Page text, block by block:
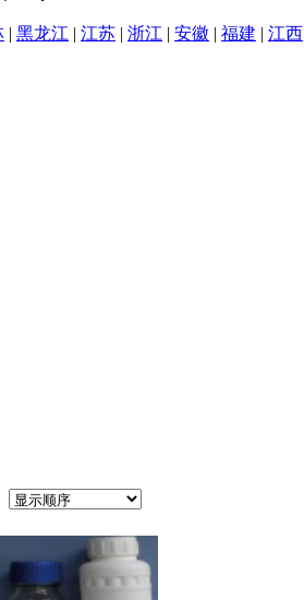
| 黑龙江 | 江苏 | 浙江 | 安徽 | 福建 | 江西